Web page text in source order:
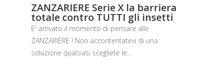
ZANZARIERE Serie X la barriera
totale contro TUTTI gli insetti
E' arrivato il momento di pensare alle
ZANZARIERE ! Non accontentatevi di una
soluzione qualsiasi scegliete le...